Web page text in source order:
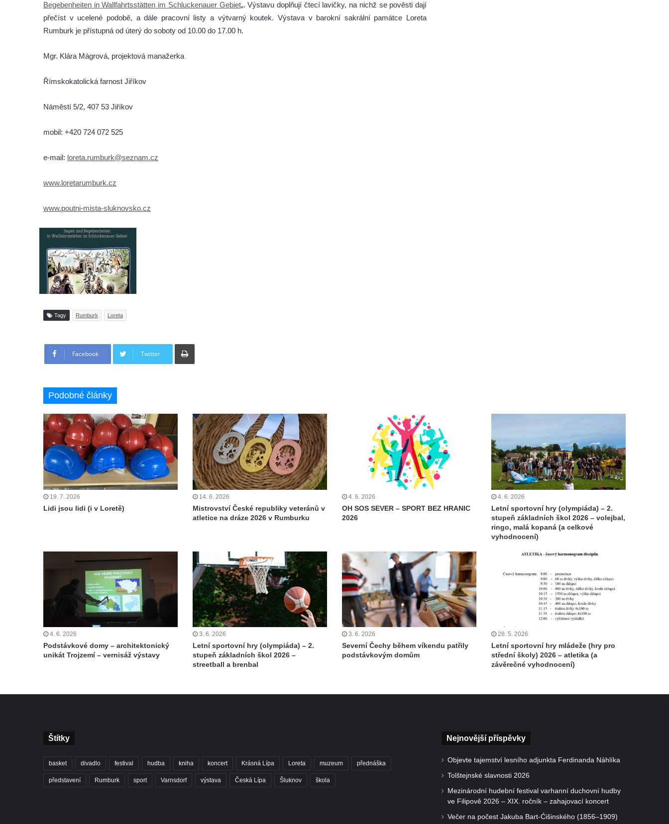
Begebenheiten in Wallfahrtsstätten im Schluckenauer Gebiet„. Výstavu doplňují čtecí lavičky, na nichž se pověsti dají
přečíst v ucelené podobě, a dále pracovní listy a výtvarný koutek. Výstava v barokní sakrální památce Loreta
Rumburk je přístupná od úterý do soboty od 10.00 do 17.00 h.
Mgr. Klára Mágrová, projektová manažerka
Římskokatolická farnost Jiříkov
Náměstí 5/2, 407 53 Jiříkov
mobil: +420 724 072 525
e-mail: loreta.rumburk@seznam.cz
www.loretarumburk.cz
www.poutni-mista-sluknovsko.cz
Tagy Rumburk Loreta
Facebook Twitter
Tisknout
Podobné články
19. 7. 2026
Lidi jsou lidi (i v Loretě)
14. 6. 2026
Mistrovství České republiky veteránů v
atletice na dráze 2026 v Rumburku
4. 6. 2026
OH SOS SEVER – SPORT BEZ HRANIC
2026
4. 6. 2026
Letní sportovní hry (olympiáda) – 2.
stupeň základních škol 2026 – volejbal,
ringo, malá kopaná (a celkové
vyhodnocení)
4. 6. 2026
Podstávkové domy – architektonický
unikát Trojzemí – vernisáž výstavy
3. 6. 2026
Letní sportovní hry (olympiáda) – 2.
stupeň základních škol 2026 –
streetball a brenbal
3. 6. 2026
Severní Čechy během víkendu patřily
podstávkovým domům
28. 5. 2026
Letní sportovní hry mládeže (hry pro
střední školy) 2026 – atletika (a
závěrečné vyhodnocení)
Štítky
basket divadlo festival hudba kniha koncert Krásná Lípa Loreta muzeum přednáška
představení Rumburk sport Varnsdorf výstava Česká Lípa Šluknov škola
Nejnovější příspěvky
Objevte tajemství lesního adjunkta Ferdinanda Náhlíka
Tolštejnské slavnosti 2026
Mezinárodní hudební festival varhanní duchovní hudby
ve Filipově 2026 – XIX. ročník – zahajovací koncert
Večer na počest Jakuba Bart-Ćišinského (1856–1909)